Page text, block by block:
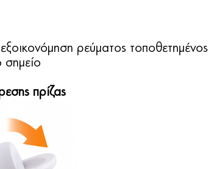
ρεύματος τοποθετημένος
σημείο
πρίζας